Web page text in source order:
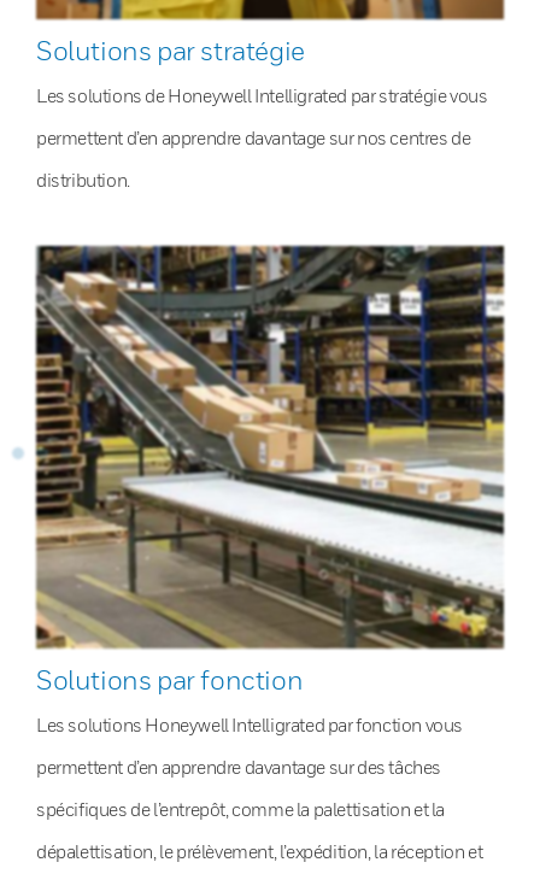
Solutions par stratégie
Les solutions de Honeywell Intelligrated par stratégie vous
permettent d’en apprendre davantage sur nos centres de
distribution.
Solutions par fonction
Les solutions Honeywell Intelligrated par fonction vous
permettent d’en apprendre davantage sur des tâches
spécifiques de l’entrepôt, comme la palettisation et la
dépalettisation, le prélèvement, l’expédition, la réception et